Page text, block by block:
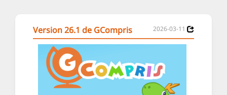
Version 26.1 de GCompris 2026-03-11